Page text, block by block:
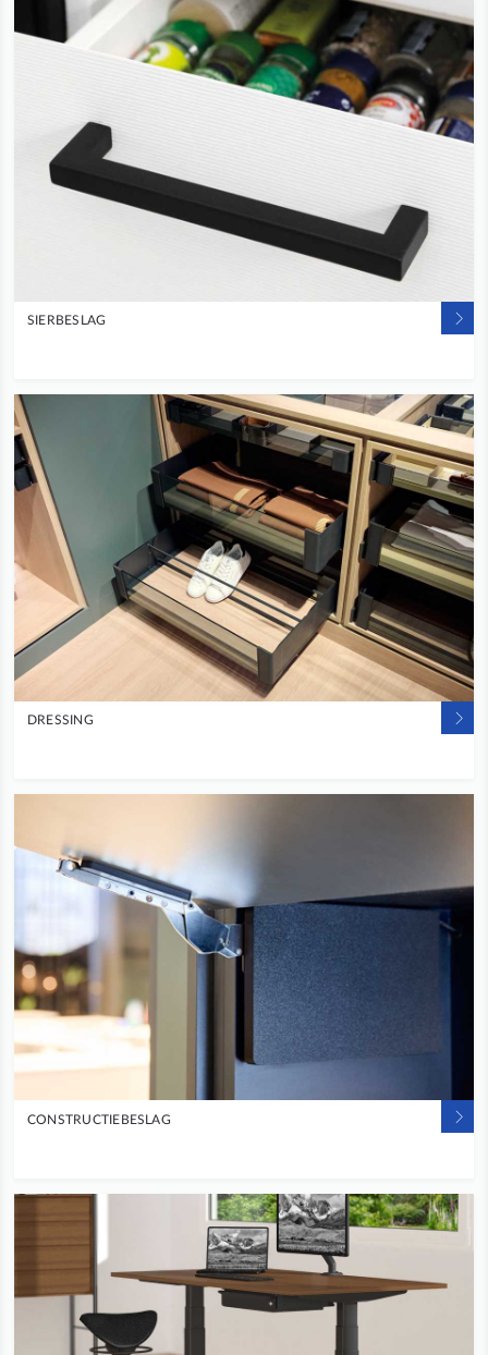
SIERBESLAG
DRESSING
CONSTRUCTIEBESLAG